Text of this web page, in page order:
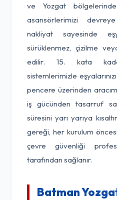
ve Yozgat
asansörlerimizi
nakliyat sayesinde
sürüklenmez, çizilme
edilir. 15. kata
sistemlerimizle
pencere üzerinden
iş gücünden tasarruf
süresini yarı yarıya
gereği, her kurulum
çevre güvenliği
tarafından sağlanır.
Batman